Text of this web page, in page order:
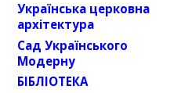
Українська церковна
архітектура
Сад Українського
Модерну
БІБЛІОТЕКА